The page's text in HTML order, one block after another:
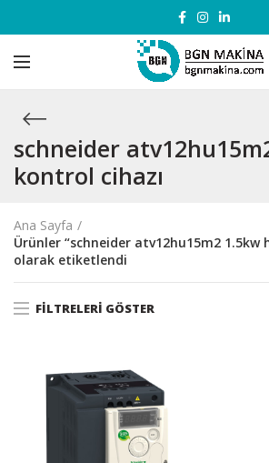
schneider
kontrol cihazı
Ana Sayfa
Ürünler “schneider atv12hu15m2 1.5kw
olarak etiketlendi
FILTRELERI GÖSTER